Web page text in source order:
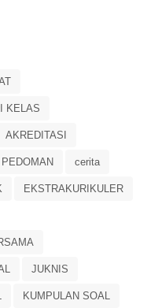
KELAS
AKREDITASI
cerita
EKSTRAKURIKULER
JUKNIS
KUMPULAN SOAL